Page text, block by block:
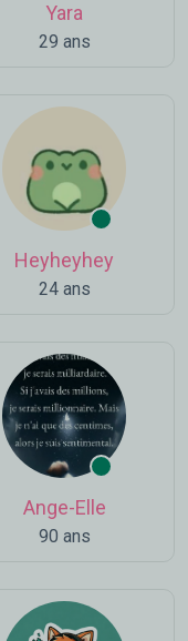
Yara
29 ans
Heyheyhey
24 ans
Ange-Elle
90 ans